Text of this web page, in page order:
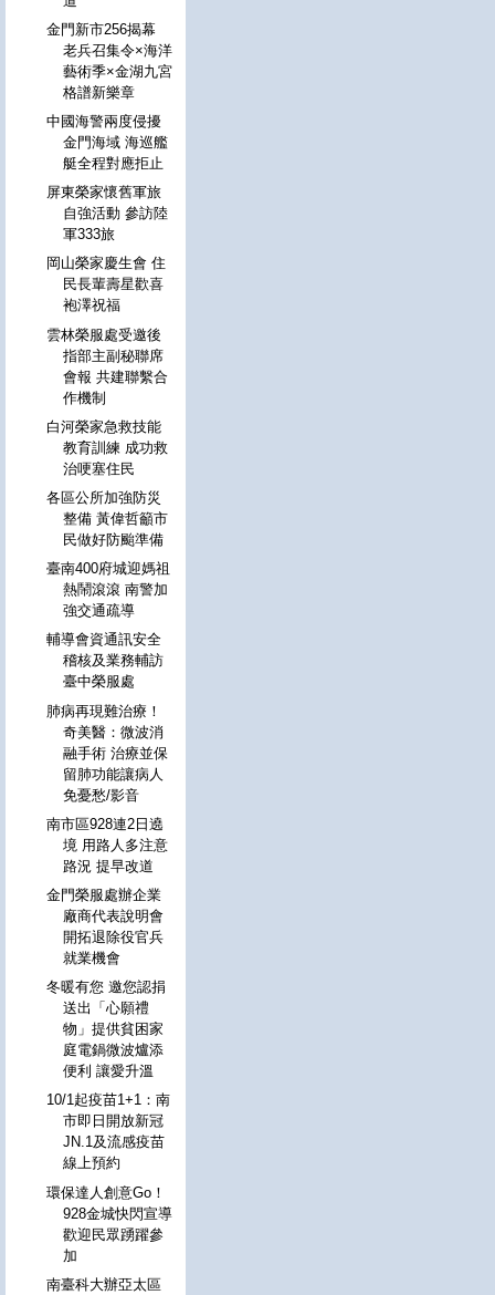
金門新市256揭幕
老兵召集令×海洋
藝術季×金湖九宮
格譜新樂章
中國海警兩度侵擾
金門海域 海巡艦
艇全程對應拒止
屏東榮家懷舊軍旅
自強活動 參訪陸
軍333旅
岡山榮家慶生會 住
民長輩壽星歡喜
袍澤祝福
雲林榮服處受邀後
指部主副秘聯席
會報 共建聯繫合
作機制
白河榮家急救技能
教育訓練 成功救
治哽塞住民
各區公所加強防災
整備 黃偉哲籲市
民做好防颱準備
臺南400府城迎媽祖
熱鬧滾滾 南警加
強交通疏導
輔導會資通訊安全
稽核及業務輔訪
臺中榮服處
肺病再現難治療！
奇美醫：微波消
融手術 治療並保
留肺功能讓病人
免憂愁/影音
南市區928連2日遶
境 用路人多注意
路況 提早改道
金門榮服處辦企業
廠商代表說明會
開拓退除役官兵
就業機會
冬暖有您 邀您認捐
送出「心願禮
物」提供貧困家
庭電鍋微波爐添
便利 讓愛升溫
10/1起疫苗1+1：南
市即日開放新冠
JN.1及流感疫苗
線上預約
環保達人創意Go！
928金城快閃宣導
歡迎民眾踴躍參
加
南臺科大辦亞太區